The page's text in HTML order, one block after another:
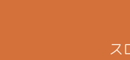
ス